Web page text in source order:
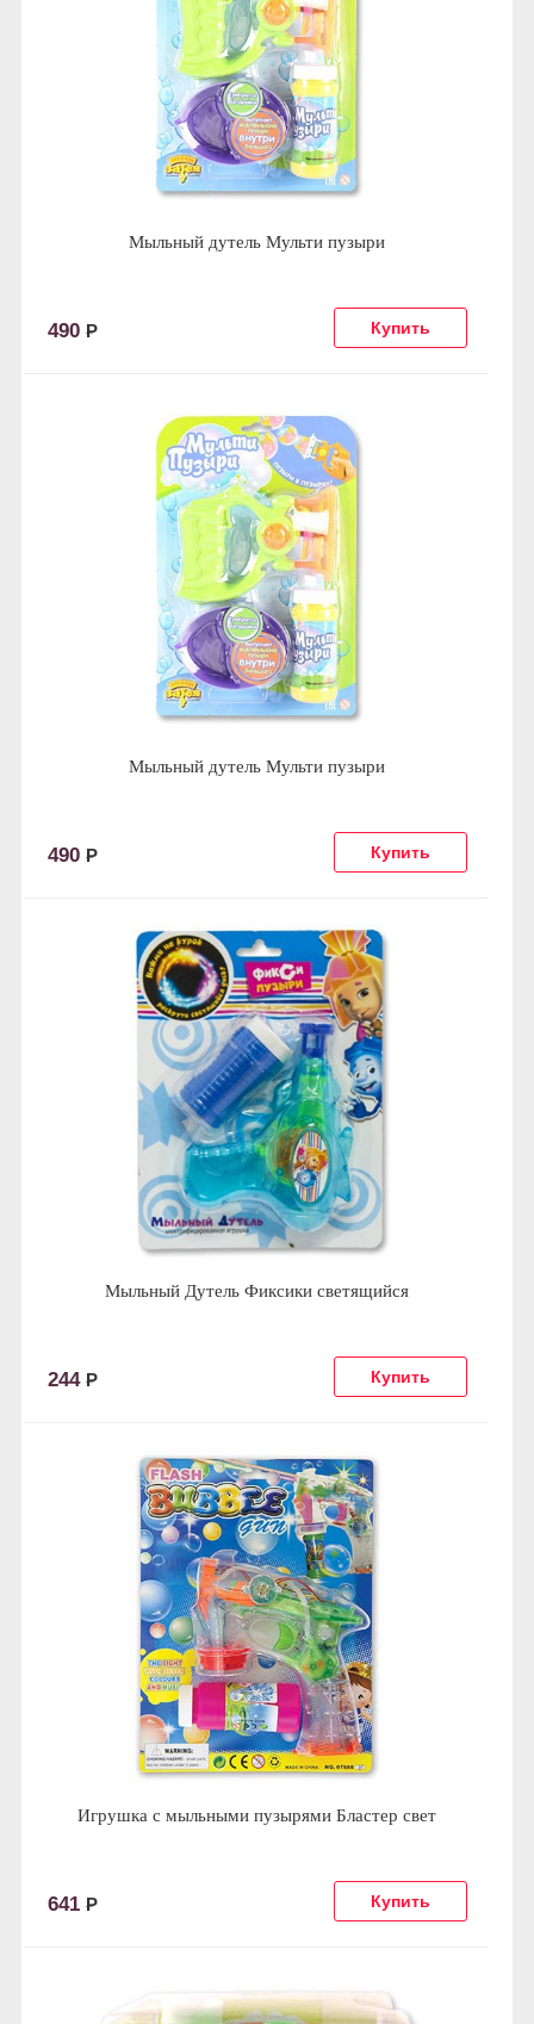
Мыльный дутель Мульти пузыри
490 Р
Мыльный дутель Мульти пузыри
490 Р
Мыльный Дутель Фиксики светящийся
244 Р
Игрушка с мыльными пузырями Бластер свет
641 Р